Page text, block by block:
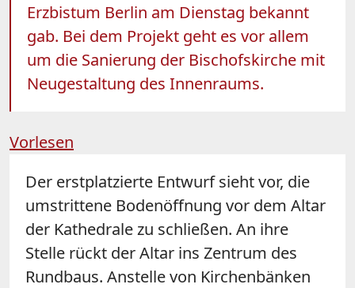
Erzbistum Berlin am Dienstag bekannt
gab. Bei dem Projekt geht es vor allem
um die Sanierung der Bischofskirche mit
Neugestaltung des Innenraums.
Vorlesen
Der erstplatzierte Entwurf sieht vor, die
umstrittene Bodenöffnung vor dem Altar
der Kathedrale zu schließen. An ihre
Stelle rückt der Altar ins Zentrum des
Rundbaus. Anstelle von Kirchenbänken